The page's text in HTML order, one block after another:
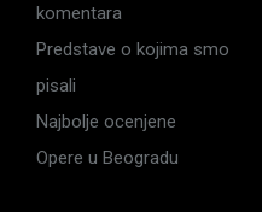
komentara
Predstave o kojima smo
pisali
Najbolje ocenjene
Opere u Beogradu